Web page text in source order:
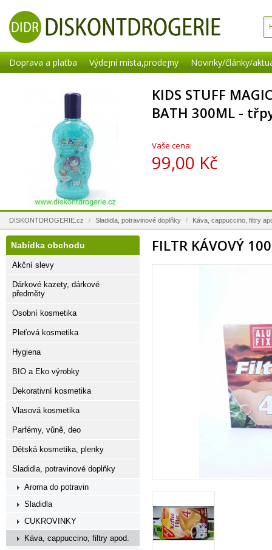
Doprava a platba Výdejní místa,prodejny Novinky/články/
KIDS STUFF
BATH 300ML -
Vaše cena:
99,00 Kč
DISKONTDROGERIE.cz / Sladidla, potravinové doplňky / Káva, cappuccino, filtry
FILTR KÁVOVÝ
Nabídka obchodu
Akční slevy
Dárkové kazety, dárkové
předměty
Osobní kosmetika
Pleťová kosmetika
Hygiena
BIO a Eko výrobky
Dekorativní kosmetika
Vlasová kosmetika
Parfémy, vůně, deo
Dětská kosmetika, plenky
Sladidla, potravinové doplňky
Aroma do potravin
Sladidla
CUKROVINKY
Káva, cappuccino, filtry apod.